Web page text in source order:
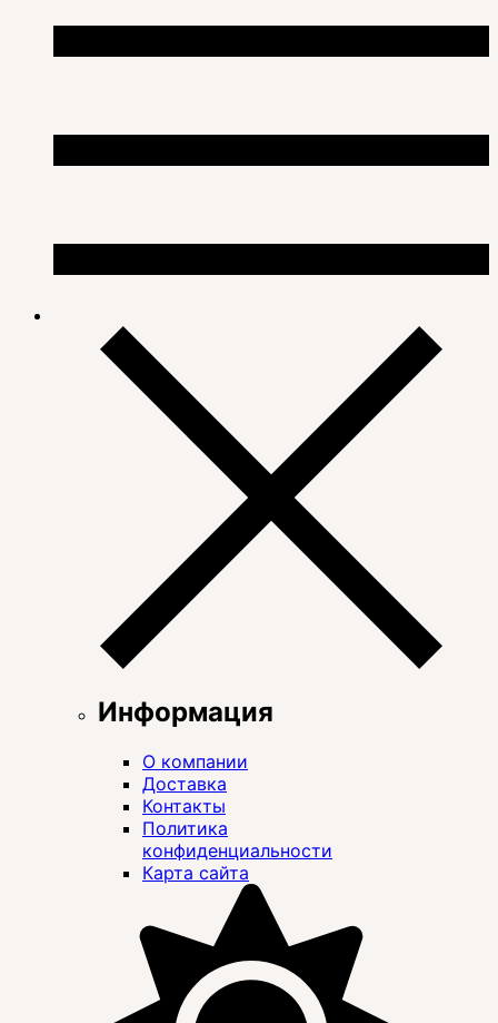
Информация
О компании
Доставка
Контакты
Политика
конфиденциальности
Карта сайта